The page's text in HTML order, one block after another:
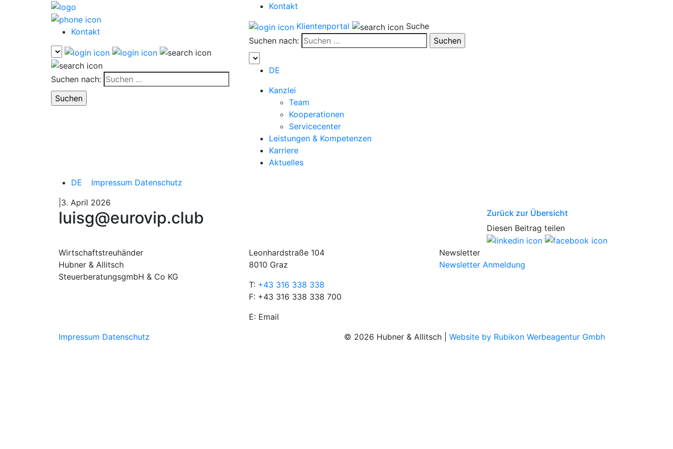
Kontakt
Suchen nach:
Kontakt
Klientenportal
Suche
Suchen nach:
DE
Kanzlei
Team
Kooperationen
Servicecenter
Leistungen & Kompetenzen
Karriere
Aktuelles
DE
Impressum Datenschutz
|3. April 2026
luisg@eurovip.club
Zurück zur Übersicht
Diesen Beitrag teilen
Wirtschaftstreuhänder
Hubner & Allitsch
SteuerberatungsgmbH & Co KG
Leonhardstraße 104
8010 Graz
T: +43 316 338 338
F: +43 316 338 338 700
E: Email
Newsletter
Newsletter Anmeldung
Impressum Datenschutz © 2026 Hubner & Allitsch | Website by Rubikon Werbeagentur Gmbh